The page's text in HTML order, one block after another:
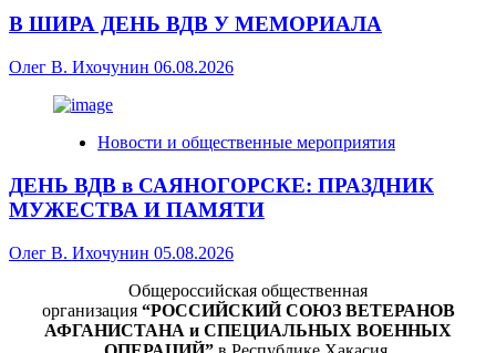
В ШИРА ДЕНЬ ВДВ У МЕМОРИАЛА
Олег В. Ихочунин 06.08.2026
Новости и общественные мероприятия
ДЕНЬ ВДВ в САЯНОГОРСКЕ: ПРАЗДНИК
МУЖЕСТВА И ПАМЯТИ
Олег В. Ихочунин 05.08.2026
Общероссийская общественная
организация “РОССИЙСКИЙ СОЮЗ ВЕТЕРАНОВ
АФГАНИСТАНА и СПЕЦИАЛЬНЫХ ВОЕННЫХ